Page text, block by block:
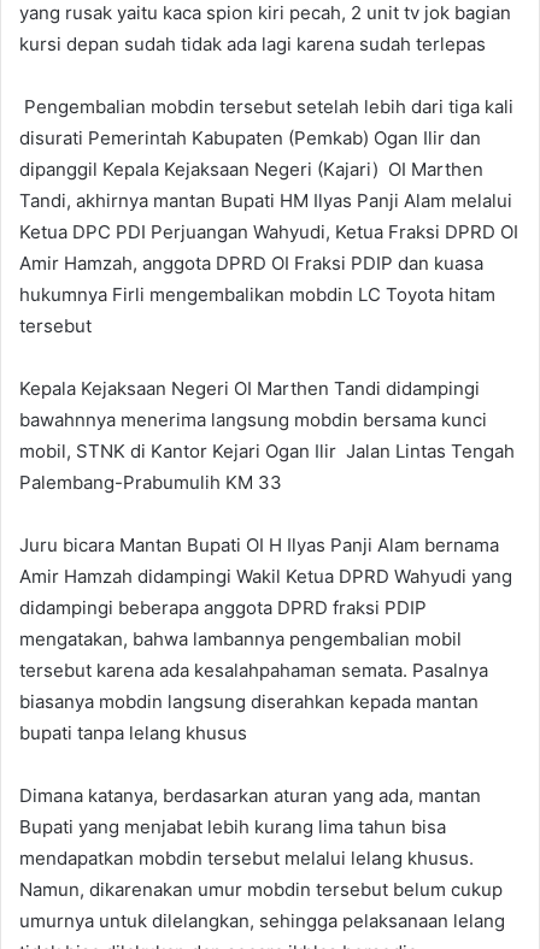
yang rusak yaitu kaca spion kiri pecah, 2 unit tv jok bagian
kursi depan sudah tidak ada lagi karena sudah terlepas
Pengembalian mobdin tersebut setelah lebih dari tiga kali
disurati Pemerintah Kabupaten (Pemkab) Ogan Ilir dan
dipanggil Kepala Kejaksaan Negeri (Kajari) OI Marthen
Tandi, akhirnya mantan Bupati HM Ilyas Panji Alam melalui
Ketua DPC PDI Perjuangan Wahyudi, Ketua Fraksi DPRD OI
Amir Hamzah, anggota DPRD OI Fraksi PDIP dan kuasa
hukumnya Firli mengembalikan mobdin LC Toyota hitam
tersebut
Kepala Kejaksaan Negeri OI Marthen Tandi didampingi
bawahnnya menerima langsung mobdin bersama kunci
mobil, STNK di Kantor Kejari Ogan Ilir Jalan Lintas Tengah
Palembang-Prabumulih KM 33
Juru bicara Mantan Bupati OI H Ilyas Panji Alam bernama
Amir Hamzah didampingi Wakil Ketua DPRD Wahyudi yang
didampingi beberapa anggota DPRD fraksi PDIP
mengatakan, bahwa lambannya pengembalian mobil
tersebut karena ada kesalahpahaman semata. Pasalnya
biasanya mobdin langsung diserahkan kepada mantan
bupati tanpa lelang khusus
Dimana katanya, berdasarkan aturan yang ada, mantan
Bupati yang menjabat lebih kurang lima tahun bisa
mendapatkan mobdin tersebut melalui lelang khusus.
Namun, dikarenakan umur mobdin tersebut belum cukup
umurnya untuk dilelangkan, sehingga pelaksanaan lelang